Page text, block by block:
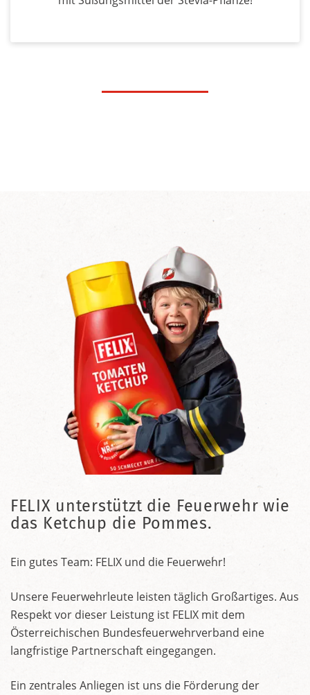
FELIX unterstützt die Feuerwehr wie
das Ketchup die Pommes.
Ein gutes Team: FELIX und die Feuerwehr!
Unsere Feuerwehrleute leisten täglich Großartiges. Aus
Respekt vor dieser Leistung ist FELIX mit dem
Österreichischen Bundesfeuerwehrverband eine
langfristige Partnerschaft eingegangen.
Ein zentrales Anliegen ist uns die Förderung der